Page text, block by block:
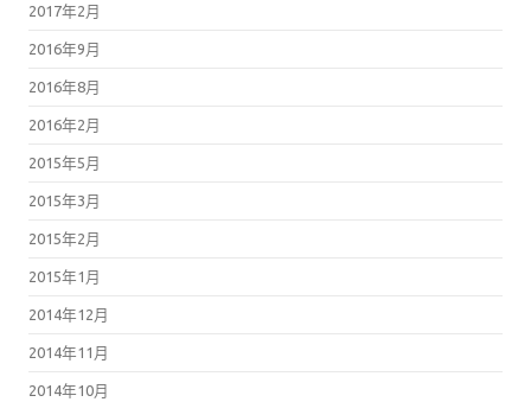
2017年2月
2016年9月
2016年8月
2016年2月
2015年5月
2015年3月
2015年2月
2015年1月
2014年12月
2014年11月
2014年10月